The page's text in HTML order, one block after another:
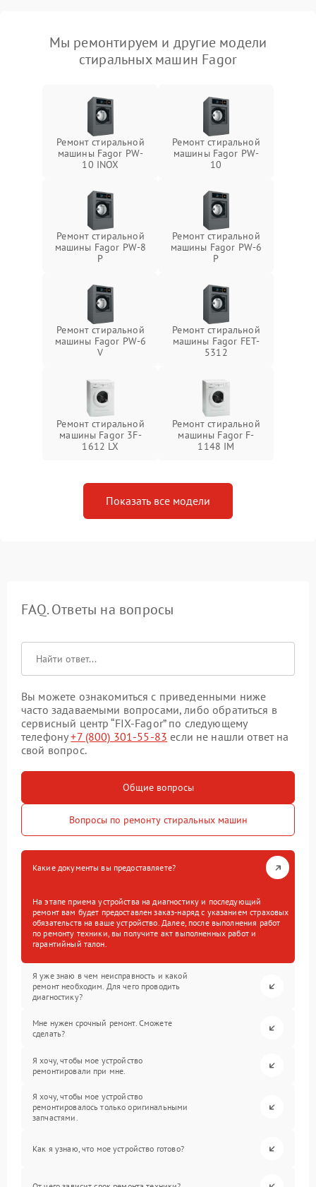
Мы ремонтируем и другие модели
стиральных машин Fagor
Ремонт стиральной
машины Fagor PW-
10 INOX
Ремонт стиральной
машины Fagor PW-
10
Ремонт стиральной
машины Fagor PW-8
P
Ремонт стиральной
машины Fagor PW-6
P
Ремонт стиральной
машины Fagor PW-6
V
Ремонт стиральной
машины Fagor FET-
5312
Ремонт стиральной
машины Fagor 3F-
1612 LX
Ремонт стиральной
машины Fagor F-
1148 IM
Показать все модели
FAQ. Ответы на вопросы
Вы можете ознакомиться с приведенными ниже
часто задаваемыми вопросами, либо обратиться в
сервисный центр “FIX-Fagor” по следующему
телефону+7 (800) 301-55-83 если не нашли ответ на
свой вопрос.
Общие вопросы
Вопросы по ремонту стиральных машин
Какие документы вы предоставляете?
На этапе приема устройства на диагностику и последующий
ремонт вам будет предоставлен заказ-наряд с указанием страховых
обязательств на ваше устройство. Далее, после выполнения работ
по ремонту техники, вы получите акт выполненных работ и
гарантийный талон.
Я уже знаю в чем неисправность и какой
ремонт необходим. Для чего проводить
диагностику?
Мне нужен срочный ремонт. Сможете
сделать?
Я хочу, чтобы мое устройство
ремонтировали при мне.
Я хочу, чтобы мое устройство
ремонтировалось только оригинальными
запчастями.
Как я узнаю, что мое устройство готово?